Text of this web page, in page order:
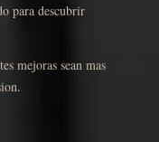
para descubrir
mejoras sean mas